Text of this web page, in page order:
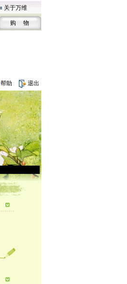
关于万维
购 物
帮助 退出